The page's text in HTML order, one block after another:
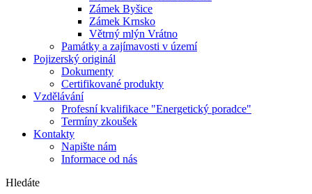
Zámek Byšice
Zámek Krnsko
Větrný mlýn Vrátno
Památky a zajímavosti v území
Pojizerský originál
Dokumenty
Certifikované produkty
Vzdělávání
Profesní kvalifikace "Energetický poradce"
Termíny zkoušek
Kontakty
Napište nám
Informace od nás
Hledáte